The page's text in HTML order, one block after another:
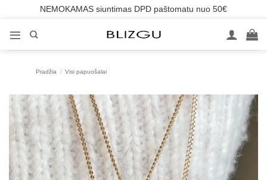
NEMOKAMAS siuntimas DPD paštomatu nuo 50€
content
Pradžia / Visi papuošalai